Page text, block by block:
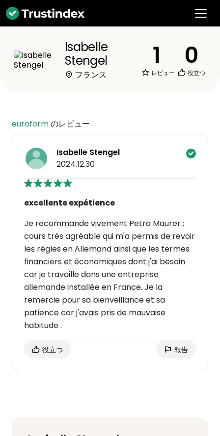
Isabelle
Stengel
フランス
1
レビュー
0
役立つ
euroformのレビュー
Isabelle Stengel
2024.12.30
excellente expétience
Je recommande vivement Petra Maurer ;
cours très agréable qui m'a permis de revoir
les règles en Allemand ainsi que les termes
financiers et économiques dont j'ai besoin
car je travaille dans une entreprise
allemande installée en France. Je la
remercie pour sa bienveillance et sa
patience car j'avais pris de mauvaise
habitude .
役立つ 報告